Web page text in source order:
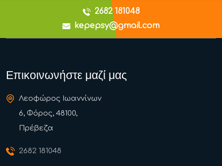
2682 181048
kepepsy@gmail.com
Επικοινωνήστε μαζί μας
Λεοφώρος Ιωαννίνων
6, Φόρος, 48100,
Πρέβεζα
2682 181048